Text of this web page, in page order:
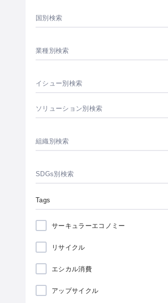
国別検索
業種別検索
イシュー別検索
ソリューション別検索
組織別検索
SDGs別検索
Tags
サーキュラーエコノミー
リサイクル
エシカル消費
アップサイクル